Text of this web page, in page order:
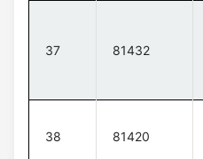
37 81432
38 81420